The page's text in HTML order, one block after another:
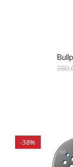
-38%